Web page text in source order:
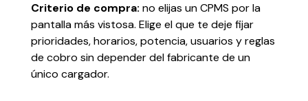
Criterio de compra: no elijas un CPMS por la
pantalla más vistosa. Elige el que te deje fijar
prioridades, horarios, potencia, usuarios y reglas
de cobro sin depender del fabricante de un
único cargador.